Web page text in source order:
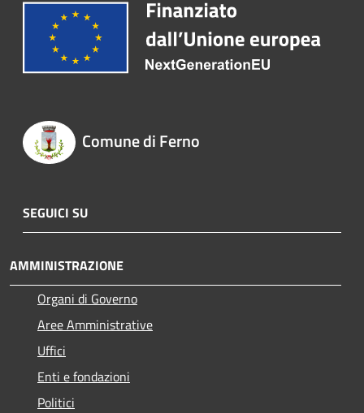
Comune di Ferno
SEGUICI SU
AMMINISTRAZIONE
Organi di Governo
Aree Amministrative
Uffici
Enti e fondazioni
Politici